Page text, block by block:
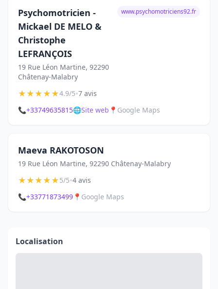
Psychomotricien -
Mickael DE MELO &
Christophe
LEFRANÇOIS
19 Rue Léon Martine, 92290
Châtenay-Malabry
www.psychomotriciens92.fr
★★★★★4.9/5•7 avis
📞+33749635815🌐Site web 📍 Google Maps
Maeva RAKOTOSON
19 Rue Léon Martine, 92290 Châtenay-Malabry
★★★★★5/5•4 avis
📞+33771873499 📍 Google Maps
Localisation